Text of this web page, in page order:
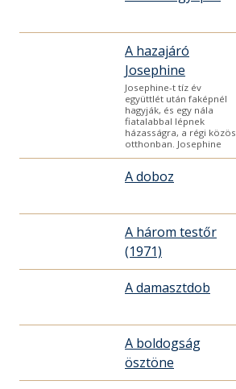
A hazajáró
Josephine
Josephine-t tíz év
együttlét után faképnél
hagyják, és egy nála
fiatalabbal lépnek
házasságra, a régi közös
otthonban. Josephine
A doboz
A három testőr
(1971)
A damasztdob
A boldogság
ösztöne